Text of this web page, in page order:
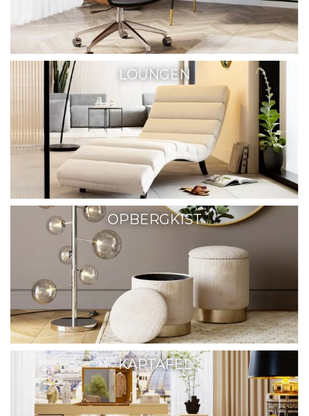
LOUNGEN
OPBERGKIST
KAPTAFEL